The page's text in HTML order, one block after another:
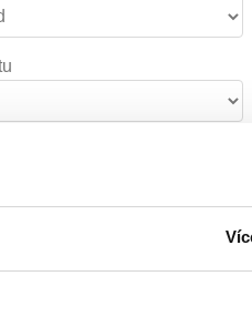
úprava loga a vyšití + 29.59€